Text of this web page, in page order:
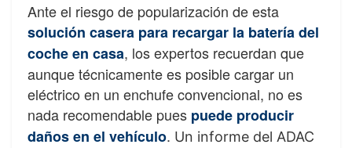
Ante el riesgo de popularización de esta
solución casera para recargar la batería del
coche en casa, los expertos recuerdan que
aunque técnicamente es posible cargar un
eléctrico en un enchufe convencional, no es
nada recomendable pues puede producir
daños en el vehículo. Un informe del ADAC